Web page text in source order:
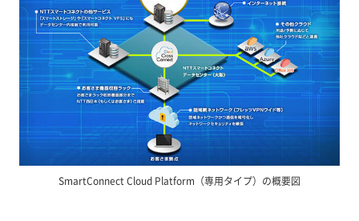
SmartConnect Cloud Platform（専用タイプ）の概要図